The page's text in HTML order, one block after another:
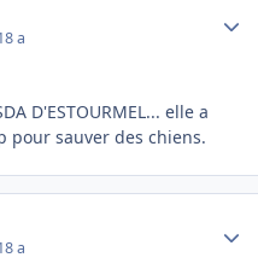
a
D'ESTOURMEL... elle a
pour sauver des chiens.
a